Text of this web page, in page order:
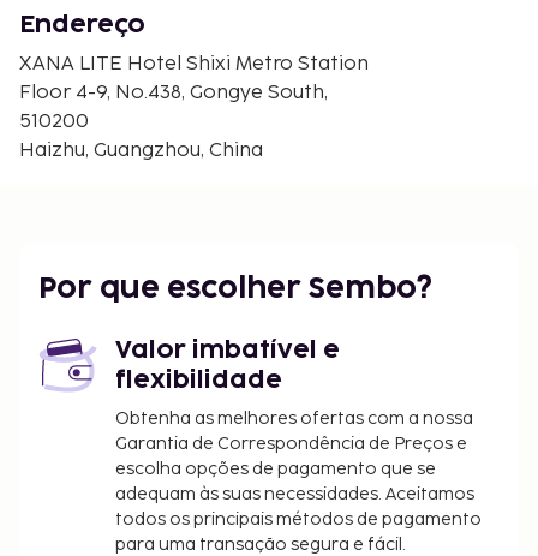
Pavilhão de Exposições de Shamian - 6,9 km/4,3 mi
Museu dos Chineses Ultramarinos de Guangdong -
6,9 km/4,3 mi
Casa Antiga de XiGuan - 7,2 km/4,4 mi
Mercado de Qingping (Qingping Shichang) - 7,3
Jardim Memorial dos Mártires de Guangzhou - 8
Torre Canton - 8 km/5 mi
Os aeroportos mais próximos são:
Foshan (FUO-Shadi) - 29,9 km/18,6 mi
Aeroporto Internacional de Baiyun (CAN) - 55,4
km/34,4 mi
O aeroporto preferencial para chegar até XANA
LITE Hotel Shixi Metro Station é o Aeroporto
Endereço
XANA LITE Hotel Shixi Metro Station
Floor 4-9, No.438, Gongye South,
510200
Haizhu, Guangzhou, China
Por que escolher Sembo?
Valor imbatível e
flexibilidade
Obtenha as melhores ofertas com a nossa
Garantia de Correspondência de Preços e
escolha opções de pagamento que se
adequam às suas necessidades. Aceitamos
todos os principais métodos de pagamento
para uma transação segura e fácil.